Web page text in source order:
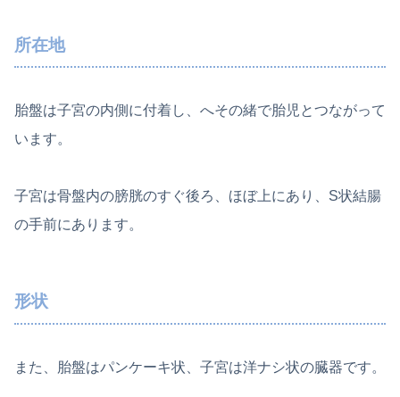
所在地
胎盤は子宮の内側に付着し、へその緒で胎児とつながって
います。
子宮は骨盤内の膀胱のすぐ後ろ、ほぼ上にあり、S状結腸
の手前にあります。
形状
また、胎盤はパンケーキ状、子宮は洋ナシ状の臓器です。